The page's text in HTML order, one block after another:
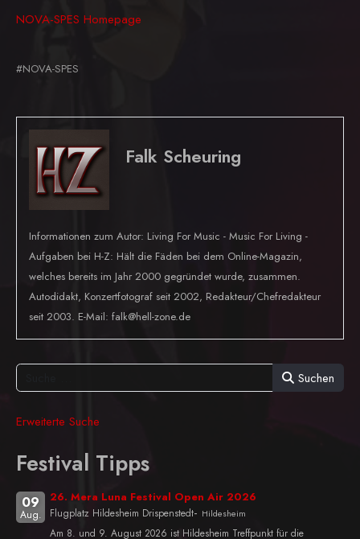
NOVA-SPES Homepage
#NOVA-SPES
Falk Scheuring
Informationen zum Autor: Living For Music - Music For Living -
Aufgaben bei H-Z: Hält die Fäden bei dem Online-Magazin,
welches bereits im Jahr 2000 gegründet wurde, zusammen.
Autodidakt, Konzertfotograf seit 2002, Redakteur/Chefredakteur
seit 2003. E-Mail: falk@hell-zone.de
Suchen
Erweiterte Suche
Festival Tipps
09
Aug.
26. Mera Luna Festival Open Air 2026
Flugplatz Hildesheim Drispenstedt- Hildesheim
Am 8. und 9. August 2026 ist Hildesheim Treffpunkt für die